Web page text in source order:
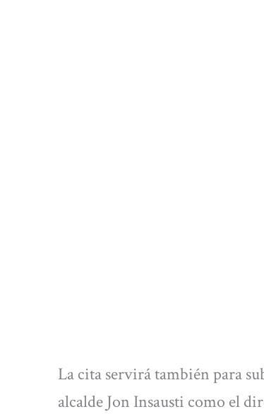
La cita servirá también para
alcalde Jon Insausti como el